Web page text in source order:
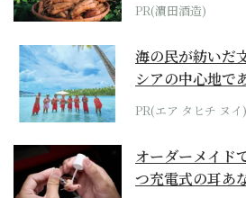
PR(濵田酒造)
海の民が紡いだ
シアの中心地で
らみえてくる...
PR(エア タヒチ ヌイ)
オーダーメイド
つ充電式の耳あ